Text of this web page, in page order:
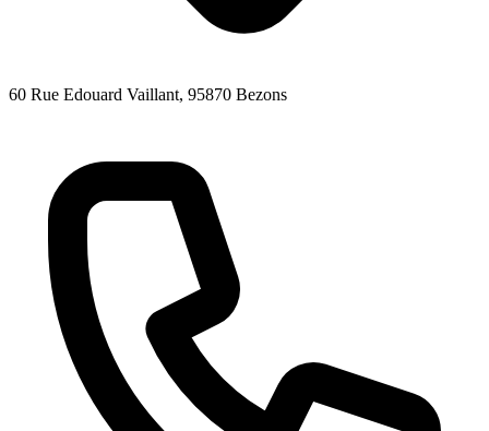
60 Rue Edouard Vaillant, 95870 Bezons